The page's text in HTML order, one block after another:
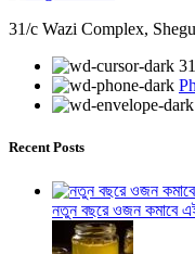
31/c Wazi Complex,
Recent Posts
নতুন বছরে ওজন কমাবে